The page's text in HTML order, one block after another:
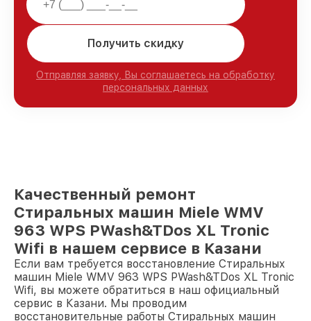
Получить скидку
Отправляя заявку, Вы соглашаетесь на обработку
персональных данных
Качественный ремонт
Стиральных машин Miele WMV
963 WPS PWash&TDos XL Tronic
Wifi в нашем сервисе в Казани
Если вам требуется восстановление Стиральных
машин Miele WMV 963 WPS PWash&TDos XL Tronic
Wifi, вы можете обратиться в наш официальный
сервис в Казани. Мы проводим
восстановительные работы Стиральных машин